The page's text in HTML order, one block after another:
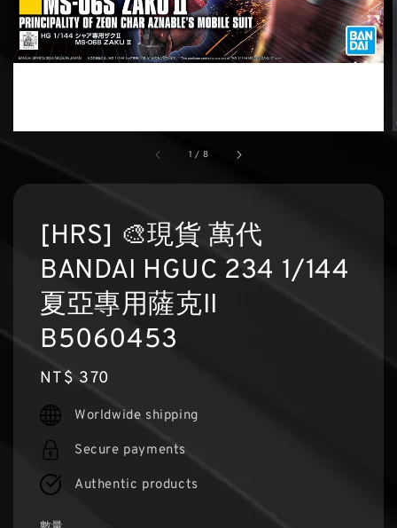
1 / 8
[HRS] 🎨現貨 萬代
BANDAI HGUC 234 1/144
夏亞專用薩克II
B5060453
Regular
price
NT$ 370
Worldwide shipping
Secure payments
Authentic products